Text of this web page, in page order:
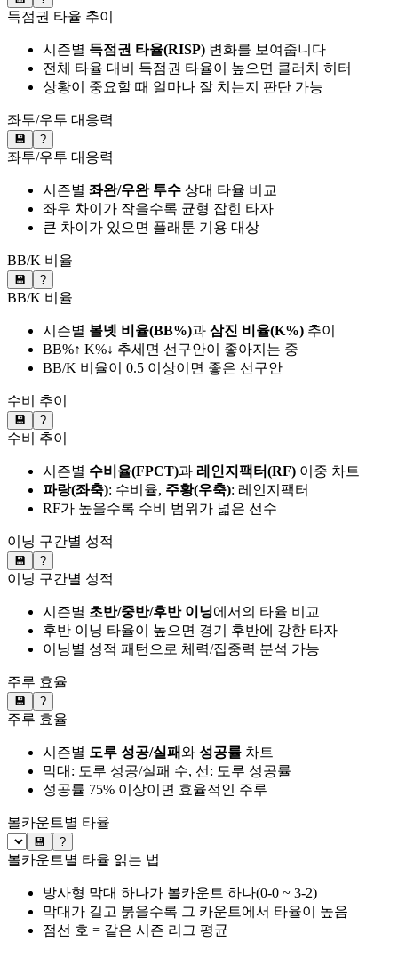
득점권 타율 추이
시즌별 득점권 타율(RISP) 변화를 보여줍니다
전체 타율 대비 득점권 타율이 높으면 클러치 히터
상황이 중요할 때 얼마나 잘 치는지 판단 가능
좌투/우투 대응력
💾 ?
좌투/우투 대응력
시즌별 좌완/우완 투수 상대 타율 비교
좌우 차이가 작을수록 균형 잡힌 타자
큰 차이가 있으면 플래툰 기용 대상
BB/K 비율
💾 ?
BB/K 비율
시즌별 볼넷 비율(BB%)과 삼진 비율(K%) 추이
BB%↑ K%↓ 추세면 선구안이 좋아지는 중
BB/K 비율이 0.5 이상이면 좋은 선구안
수비 추이
💾 ?
수비 추이
시즌별 수비율(FPCT)과 레인지팩터(RF) 이중 차트
파랑(좌축): 수비율, 주황(우축): 레인지팩터
RF가 높을수록 수비 범위가 넓은 선수
이닝 구간별 성적
💾 ?
이닝 구간별 성적
시즌별 초반/중반/후반 이닝에서의 타율 비교
후반 이닝 타율이 높으면 경기 후반에 강한 타자
이닝별 성적 패턴으로 체력/집중력 분석 가능
주루 효율
💾 ?
주루 효율
시즌별 도루 성공/실패와 성공률 차트
막대: 도루 성공/실패 수, 선: 도루 성공률
성공률 75% 이상이면 효율적인 주루
볼카운트별 타율
💾 ?
볼카운트별 타율 읽는 법
방사형 막대 하나가 볼카운트 하나(0-0 ~ 3-2)
막대가 길고 붉을수록 그 카운트에서 타율이 높음
점선 호 = 같은 시즌 리그 평균